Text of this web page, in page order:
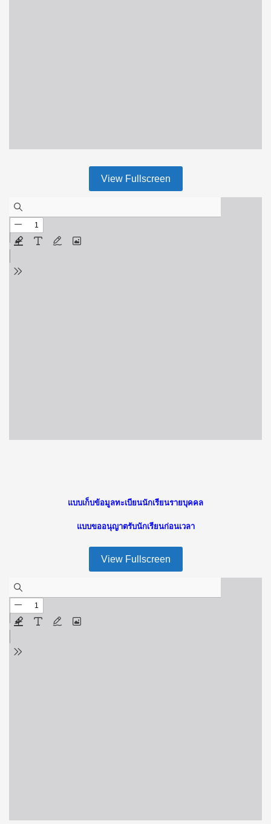
View Fullscreen
แบบเก็บข้อมูลทะเบียนนักเรียนรายบุคคล
แบบขออนุญาตรับนักเรียนก่อนเวลา
View Fullscreen